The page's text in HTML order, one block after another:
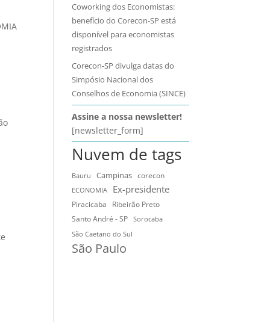
Coworking dos Economistas:
benefício do Corecon-SP está
disponível para economistas
registrados
Corecon-SP divulga datas do
Simpósio Nacional dos
Conselhos de Economia (SINCE)
Assine a nossa newsletter!
[newsletter_form]
Nuvem de tags
Bauru Campinas
corecon
ECONOMIA
Ex-presidente
Piracicaba
Ribeirão Preto
Santo André - SP
Sorocaba
São Caetano do Sul
São Paulo